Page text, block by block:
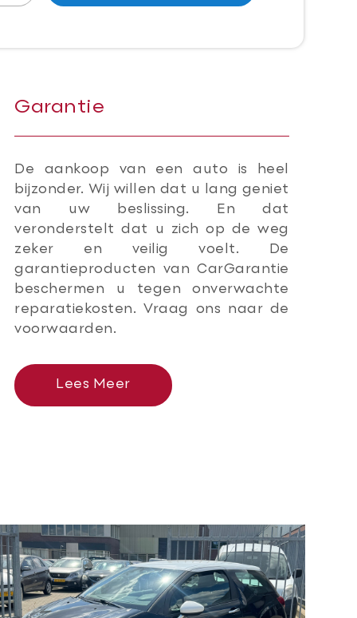
Garantie
De aankoop van een auto is heel
bijzonder. Wij willen dat u lang geniet
van uw beslissing. En dat
veronderstelt dat u zich op de weg
zeker en veilig voelt. De
garantieproducten van CarGarantie
beschermen u tegen onverwachte
reparatiekosten. Vraag ons naar de
voorwaarden.
Lees Meer